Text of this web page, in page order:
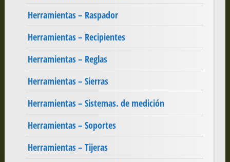
Herramientas – Raspador
Herramientas – Recipientes
Herramientas – Reglas
Herramientas – Sierras
Herramientas – Sistemas. de medición
Herramientas – Soportes
Herramientas – Tijeras